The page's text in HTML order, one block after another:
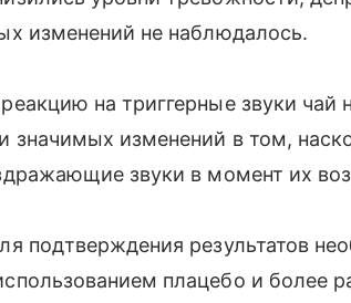
изменений не наблюдалось.
на триггерные звуки чай
значимых изменений в том,
звуки в момент их
подтверждения результатов
плацебо и более